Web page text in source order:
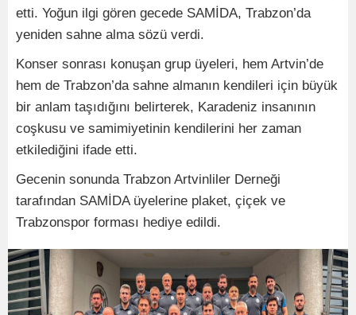
etti. Yoğun ilgi gören gecede SAMİDA, Trabzon’da
yeniden sahne alma sözü verdi.
Konser sonrası konuşan grup üyeleri, hem Artvin’de
hem de Trabzon’da sahne almanın kendileri için büyük
bir anlam taşıdığını belirterek, Karadeniz insanının
coşkusu ve samimiyetinin kendilerini her zaman
etkilediğini ifade etti.
Gecenin sonunda Trabzon Artvinliler Derneği
tarafından SAMİDA üyelerine plaket, çiçek ve
Trabzonspor forması hediye edildi.